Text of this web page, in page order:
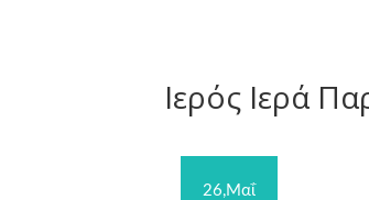
Ιερός Ιερά
26,Μαΐ